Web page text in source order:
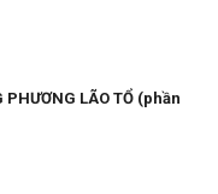
LÃO TỔ (phần